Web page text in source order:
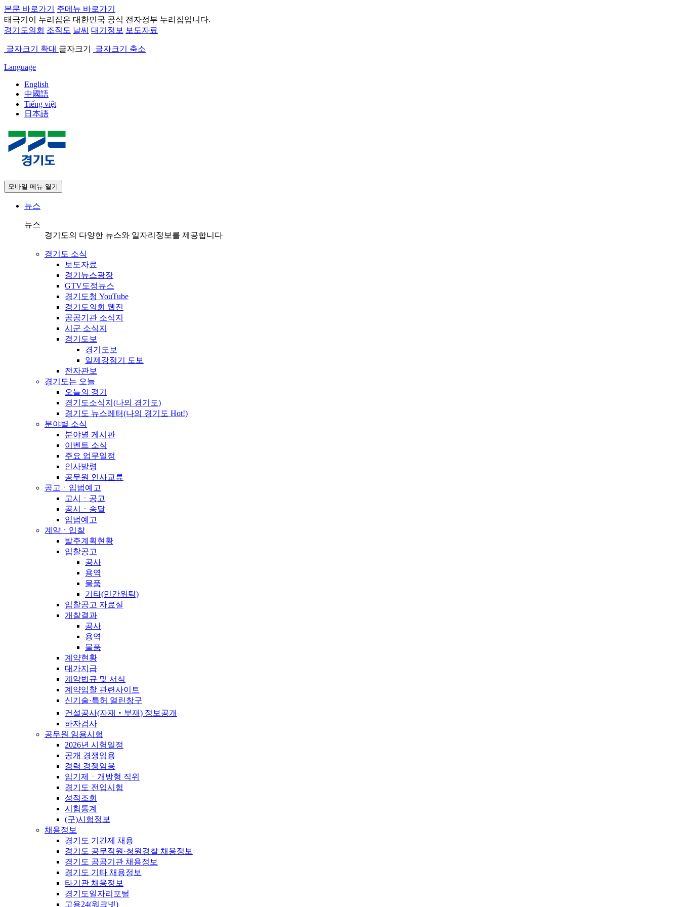
본문 바로가기
주메뉴 바로가기
태극기 이 누리집은 대한민국 공식 전자정부 누리집입니다.
경기도의회 조직도 날씨 대기정보 보도자료
글자크기 확대 글자크기 글자크기 축소
Language
English
中國語
Tiếng việt
日本語
모바일 메뉴 열기
뉴스
뉴스
경기도의 다양한 뉴스와 일자리정보를 제공합니다
경기도 소식
보도자료
경기뉴스광장
GTV도정뉴스
경기도청 YouTube
경기도의회 웹진
공공기관 소식지
시군 소식지
경기도보
경기도보
일제강점기 도보
전자관보
경기도는 오늘
오늘의 경기
경기도소식지(나의 경기도)
경기도 뉴스레터(나의 경기도 Hot!)
분야별 소식
분야별 게시판
이벤트 소식
주요 업무일정
인사발령
공무원 인사교류
공고ㆍ입법예고
고시ㆍ공고
공시ㆍ송달
입법예고
계약ㆍ입찰
발주계획현황
입찰공고
공사
용역
물품
기타(민간위탁)
입찰공고 자료실
개찰결과
공사
용역
물품
계약현황
대가지급
계약법규 및 서식
계약입찰 관련사이트
신기술·특허 열린창구
건설공사(자재‧부재) 정보공개
하자검사
공무원 임용시험
2026년 시험일정
공개 경쟁임용
경력 경쟁임용
임기제ㆍ개방형 직위
경기도 전입시험
성적조회
시험통계
(구)시험정보
채용정보
경기도 기간제 채용
경기도 공무직원·청원경찰 채용정보
경기도 공공기관 채용정보
경기도 기타 채용정보
타기관 채용정보
경기도일자리포털
고용24(워크넷)